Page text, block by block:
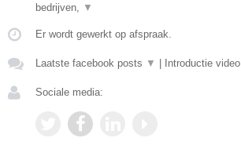
bedrijven, ▼
Er wordt gewerkt op afspraak.
Laatste facebook posts ▼ Introductie video
Sociale media: